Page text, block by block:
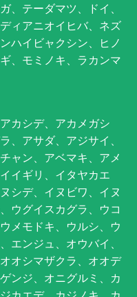
、テーダマツ、ドイ、
ィアニオイヒバ、ネズ
ハイビャクシン、ヒノ
、モミノキ、ラカンマ
カシデ、アカメガシ
、アサダ、アジサイ、
ャン、アベマキ、アメ
イギリ、イタヤカエ
シデ、イヌビワ、イヌ
ウグイスカグラ、ウコ
メモドキ、ウルシ、ウ
エンジュ、オウバイ、
オシマザクラ、オオデ
ンジ、オニグルミ、カ